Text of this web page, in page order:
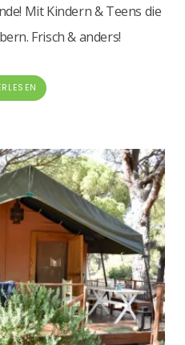
Mit Kindern & Teens die
Frisch & anders!